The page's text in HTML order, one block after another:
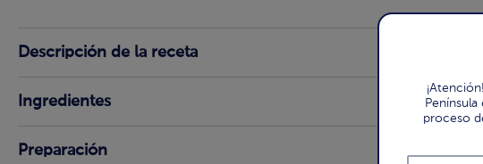
Descripción de la receta
Ingredientes
Preparación
proceso